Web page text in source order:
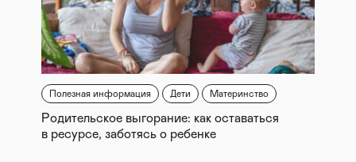
Полезная информация Дети Материнство
Родительское выгорание: как оставаться
в ресурсе, заботясь о ребенке